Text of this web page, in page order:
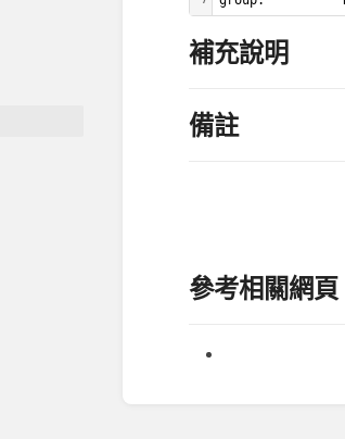
補充說明
備註
參考相關網頁